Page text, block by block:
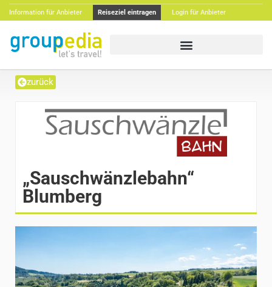
Information für Anbieter Reiseziel eintragen Login für Anbieter
zurück
„Sauschwänzlebahn“
Blumberg